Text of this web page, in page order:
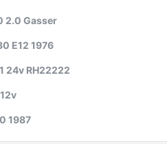
2.0 Gasser
E12 1976
24v RH22222
1987